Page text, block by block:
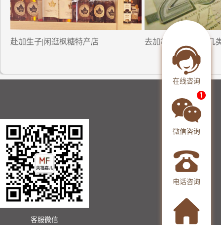
赴加生子|闲逛枫糖特产店 去加拿大生小孩的几
在线咨询
微信咨询
电话咨询
客服微信